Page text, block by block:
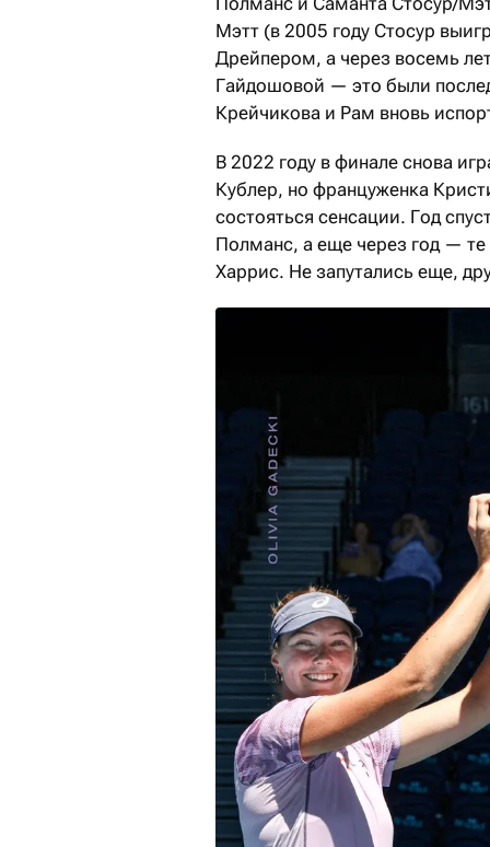
Мэтт (в 2005 году Стосур
Дрейпером, а через восемь
Гайдошовой — это были
Крейчикова и Рам вновь
В 2022 году в финале снова
Кублер, но француженка
состояться сенсации. Год
Полманс, а еще через год —
Харрис. Не запутались еще,